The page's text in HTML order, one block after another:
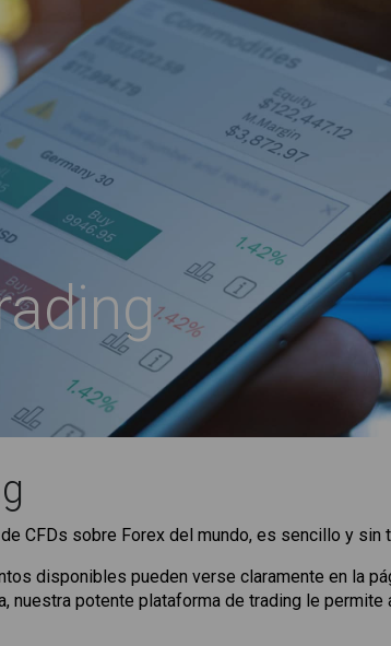
CFDs sobre Forex del mundo, es sencillo y sin
disponibles pueden verse claramente en la
nuestra potente plataforma de trading le permite